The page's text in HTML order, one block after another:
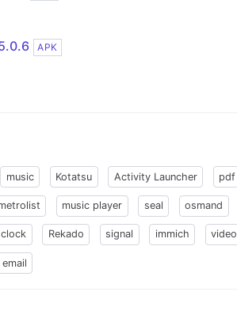
APK
music Kotatsu Activity Launcher pdf
music player seal osmand
clock Rekado signal immich video
email